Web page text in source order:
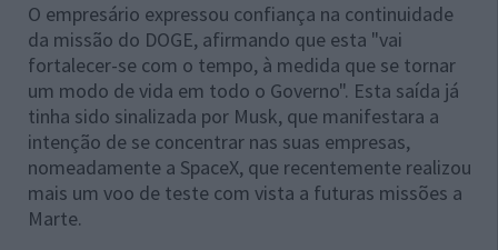
O empresário expressou confiança na continuidade
da missão do DOGE, afirmando que esta "vai
fortalecer-se com o tempo, à medida que se tornar
um modo de vida em todo o Governo". Esta saída já
tinha sido sinalizada por Musk, que manifestara a
intenção de se concentrar nas suas empresas,
nomeadamente a SpaceX, que recentemente realizou
mais um voo de teste com vista a futuras missões a
Marte.